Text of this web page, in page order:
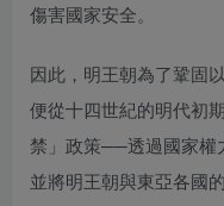
傷害國家安全。
因此，明王朝為了鞏固
便從十四世紀的明代初
禁」政策──透過國家權
並將明王朝與東亞各國